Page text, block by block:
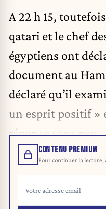
A 22 h 15,
qatari et le chef
égyptiens ont
document au
déclaré qu’il
un esprit positif »
réponse sous peu.
CONTENU PREMIUM
Pour continuer la